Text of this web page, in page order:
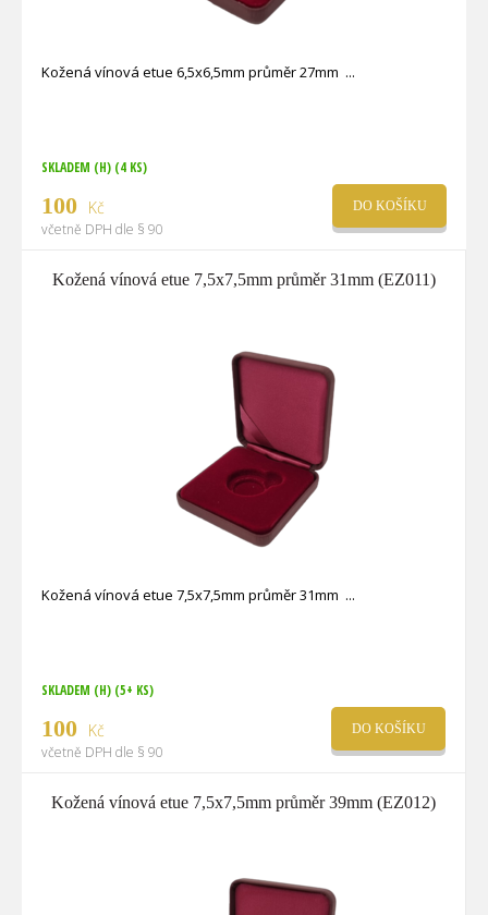
Kožená vínová etue 6,5x6,5mm průměr 27mm
SKLADEM (H) (4 KS)
100 Kč
včetně DPH dle § 90
DO KOŠÍKU
Kožená vínová etue 7,5x7,5mm průměr 31mm (EZ011)
Kožená vínová etue 7,5x7,5mm průměr 31mm
SKLADEM (H) (5+ KS)
100 Kč
včetně DPH dle § 90
DO KOŠÍKU
Kožená vínová etue 7,5x7,5mm průměr 39mm (EZ012)